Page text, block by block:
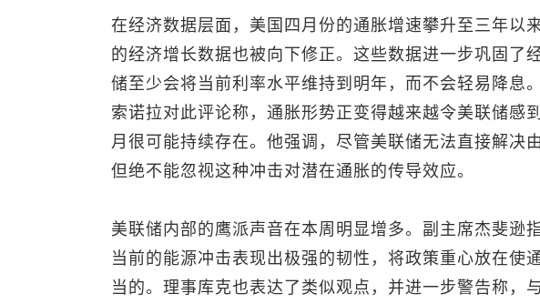
在经济数据层面，美国四月份的通胀增速攀升至三年以
的经济增长数据也被向下修正。这些数据进一步巩固了
储至少会将当前利率水平维持到明年，而不会轻易降息
索诺拉对此评论称，通胀形势正变得越来越令美联储感
月很可能持续存在。他强调，尽管美联储无法直接解决
但绝不能忽视这种冲击对潜在通胀的传导效应。
美联储内部的鹰派声音在本周明显增多。副主席杰斐逊
当前的能源冲击表现出极强的韧性，将政策重心放在使
当的。理事库克也表达了类似观点，并进一步警告称，